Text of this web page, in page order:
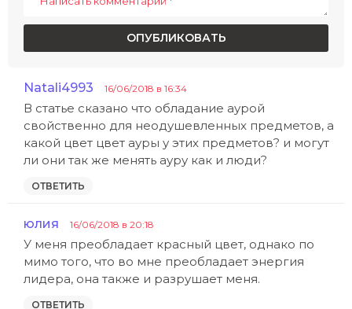
Natali4993 16/06/2018 в 16:34
В статье сказано что обладание аурой
свойственно для неодушевленных предметов, а
какой цвет цвет ауры у этих предметов? и могут
ли они так же менять ауру как и люди?
ОТВЕТИТЬ
юлия 16/06/2018 в 20:18
У меня преобладает красный цвет, однако по
мимо того, что во мне преобладает энергия
лидера, она также и разрушает меня.
ОТВЕТИТЬ